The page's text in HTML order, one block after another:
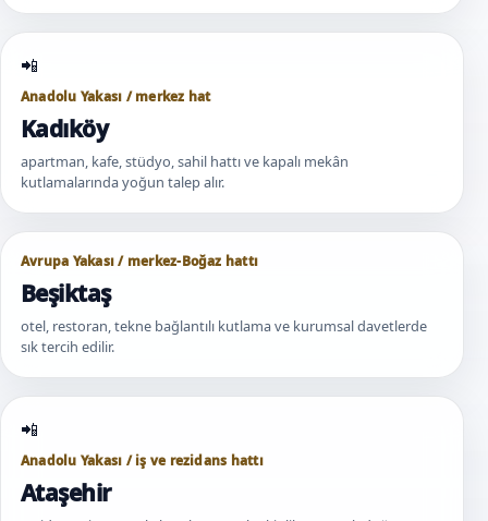
Anadolu Yakası / merkez hat
Kadıköy
apartman, kafe, stüdyo, sahil hattı ve kapalı mekân
kutlamalarında yoğun talep alır.
Avrupa Yakası / merkez-Boğaz hattı
Beşiktaş
otel, restoran, tekne bağlantılı kutlama ve kurumsal davetlerde
sık tercih edilir.
Anadolu Yakası / iş ve rezidans hattı
Ataşehir